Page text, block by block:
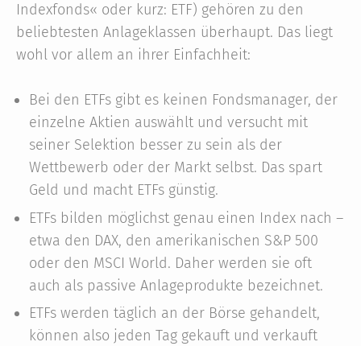
Indexfonds« oder kurz: ETF) gehören zu den
beliebtesten Anlageklassen überhaupt. Das liegt
wohl vor allem an ihrer Einfachheit:
Bei den ETFs gibt es keinen Fondsmanager, der
einzelne Aktien auswählt und versucht mit
seiner Selektion besser zu sein als der
Wettbewerb oder der Markt selbst. Das spart
Geld und macht ETFs günstig.
ETFs bilden möglichst genau einen Index nach –
etwa den DAX, den amerikanischen S&P 500
oder den MSCI World. Daher werden sie oft
auch als passive Anlageprodukte bezeichnet.
ETFs werden täglich an der Börse gehandelt,
können also jeden Tag gekauft und verkauft